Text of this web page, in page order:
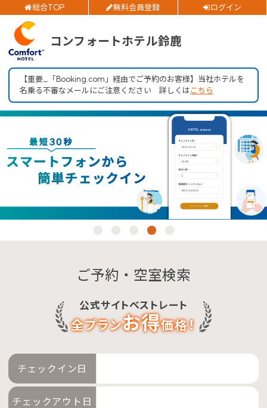
総合TOP 無料会員登録 ログイン
コンフォートホテル鈴鹿
チェックイン日
チェックアウト日
部屋数
1室あたり
空室検索
会員特典のご案内
特別優待会員様 交通＋宿泊プラン
【重要_「Booking.com」経由でご予約のお客様】当社ホテルを
名乗る不審なメールにご注意ください 詳しくはこちら
ご予約・空室検索
公式サイトベストレート
全プランお得価格！
チェックイン日
チェックアウト日
公式Webサイトからのご予約